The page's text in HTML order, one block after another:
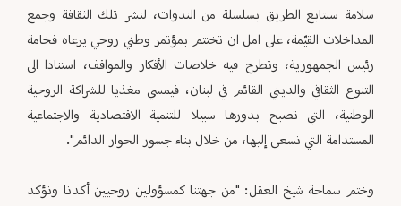
سلامة سنتابع الطريق بسلسلة من الندوات، لنشر تلك الثقافة وجمع
المداخلات القيّمة، على امل ان تختتم بمؤتمر وطني روحي يرعاه فخامة
رئيس الجمهورية، وتطرح فيه خلاصات الأفكار والمواقف، استنادا الى
التنوع الثقافي والديني القائم في لبنان، فيمسي مغذيا للشراكة الروحية
الوطنية، التي تصبح بدورها سبيلا للتنمية الاقتصادية والاجتماعية
المستدامة التي نسعى إليها، من خلال بناء جسور الحوار الدائم".
وختم سماحة شيخ العقل: "من جهتنا كمسؤولين روحيين أكدنا ونؤكد